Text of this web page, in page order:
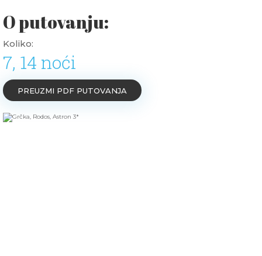
O putovanju:
Koliko:
7, 14 noći
PREUZMI PDF PUTOVANJA